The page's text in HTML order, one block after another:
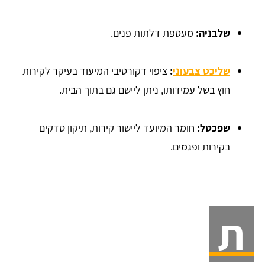
שלבניה: מעטפת דלתות פנים.
שליכט צבעוני: ציפוי דקורטיבי המיעוד בעיקר לקירות
חוץ בשל עמידותו, ניתן ליישם גם בתוך הבית.
שפכטל: חומר המיועד ליישור קירות, תיקון סדקים
בקירות ופגמים.
ת